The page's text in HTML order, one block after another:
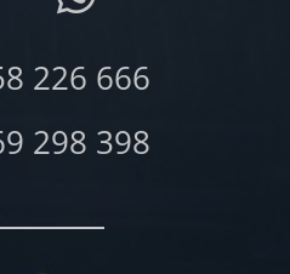
226 666
298 398